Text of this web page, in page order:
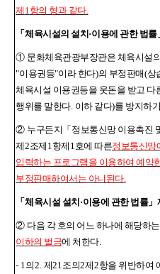
제 1항의 형과 같다.
「 체육시설의 설치 ·이용에 관한 법률
① 문화체육관광부장관은 체육시설
"이용권등"이라 한다)의 부정판매(상
체육시설 이용권등을 웃돈을 받고
행위를 말한다. 이하 같다)를 방지하
② 누구든지 「 정보통신망 이용촉진
제2조제 1항제 1호에 따른정보통신망
입력하는 프로그램을 이용하여 예약
부정판매하여서는 아니된다.
「 체육시설 설치 ·이용에 관한 법률」
② 다음 각 호의 어느 하나에 해당하
이하의 벌금에 처한다.
- 1의2. 제21조의2제2항을 위반하여